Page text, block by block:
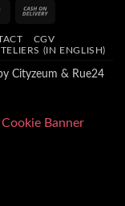
MasterCard
Delivery
CGV
(IN ENGLISH)
Cityzeum & Rue24
Banner